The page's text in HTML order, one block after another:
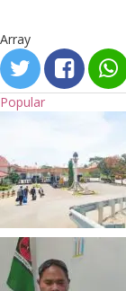
Array
Popular